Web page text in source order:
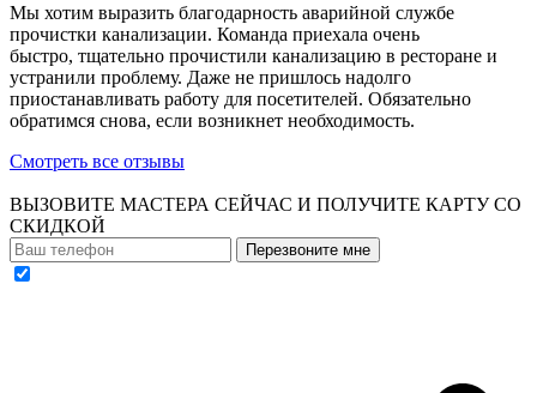
Мы хотим выразить благодарность аварийной службе
прочистки канализации. Команда приехала очень
быстро, тщательно прочистили канализацию в ресторане и
устранили проблему. Даже не пришлось надолго
приостанавливать работу для посетителей. Обязательно
обратимся снова, если возникнет необходимость.
Смотреть все отзывы
ВЫЗОВИТЕ МАСТЕРА СЕЙЧАС И ПОЛУЧИТЕ КАРТУ СО
СКИДКОЙ
Перезвоните мне